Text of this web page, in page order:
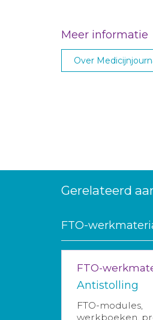
Meer informatie
Over
Gerelateerd
FTO-
FTO-
Antistolling
FTO-modules,
werkboeken,